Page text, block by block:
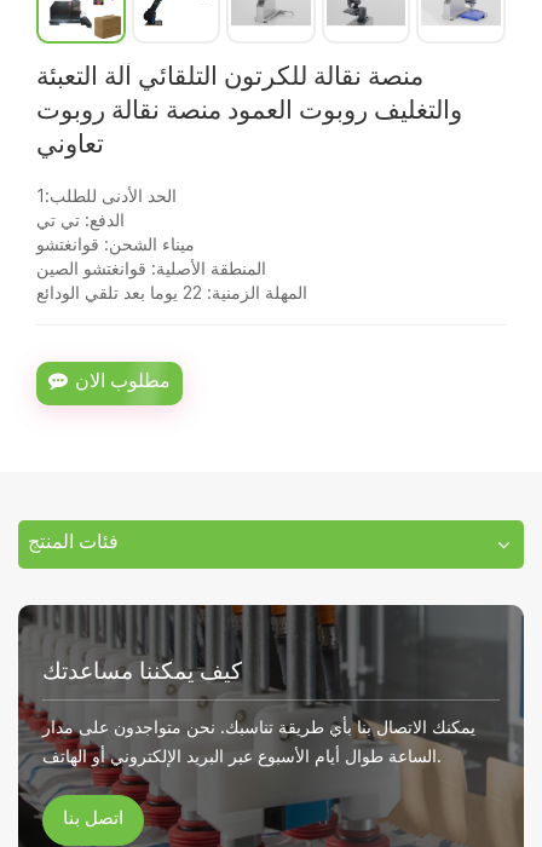
منصة نقالة للكرتون التلقائي آلة التعبئة
والتغليف روبوت العمود منصة نقالة روبوت
تعاوني
الحد الأدنى للطلب:1
الدفع: تي تي
ميناء الشحن: قوانغتشو
المنطقة الأصلية: قوانغتشو الصين
المهلة الزمنية: 22 يوما بعد تلقي الودائع
مطلوب الان
فئات المنتج
كيف يمكننا مساعدتك
يمكنك الاتصال بنا بأي طريقة تناسبك. نحن متواجدون على مدار
الساعة طوال أيام الأسبوع عبر البريد الإلكتروني أو الهاتف.
اتصل بنا